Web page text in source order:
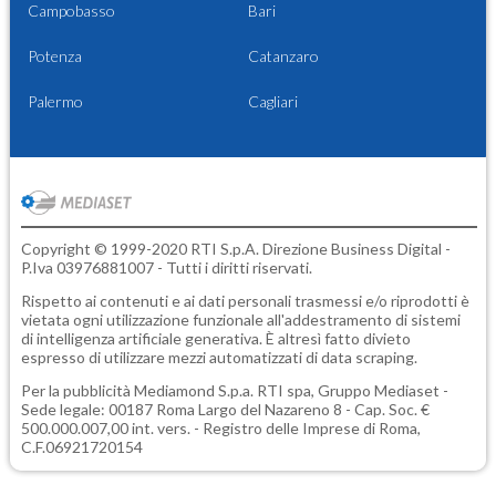
Campobasso Bari
Potenza Catanzaro
Palermo Cagliari
Copyright © 1999-2020 RTI S.p.A. Direzione Business Digital -
P.Iva 03976881007 - Tutti i diritti riservati.
Rispetto ai contenuti e ai dati personali trasmessi e/o riprodotti è
vietata ogni utilizzazione funzionale all'addestramento di sistemi
di intelligenza artificiale generativa. È altresì fatto divieto
espresso di utilizzare mezzi automatizzati di data scraping.
Per la pubblicità Mediamond S.p.a. RTI spa, Gruppo Mediaset -
Sede legale: 00187 Roma Largo del Nazareno 8 - Cap. Soc. €
500.000.007,00 int. vers. - Registro delle Imprese di Roma,
C.F.06921720154